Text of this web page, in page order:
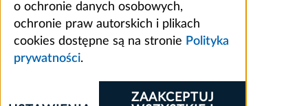
o ochronie danych osobowych,
ochronie praw autorskich i plikach
cookies dostępne są na stronie Polityka
prywatności.
ZAAKCEPTUJ